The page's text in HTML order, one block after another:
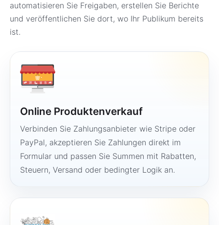
automatisieren Sie Freigaben, erstellen Sie Berichte
und veröffentlichen Sie dort, wo Ihr Publikum bereits
ist.
Online Produktenverkauf
Verbinden Sie Zahlungsanbieter wie Stripe oder
PayPal, akzeptieren Sie Zahlungen direkt im
Formular und passen Sie Summen mit Rabatten,
Steuern, Versand oder bedingter Logik an.